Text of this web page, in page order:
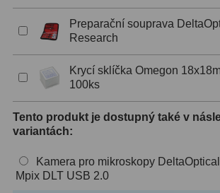
Sluneční 43
CLS a UHC 18
OIII 9
Preparační souprava
Research
Krycí sklíčka Omegon
100ks
Tento produkt je dostupný také v
variantách:
Kamera pro mikroskopy
Mpix DLT USB 2.0